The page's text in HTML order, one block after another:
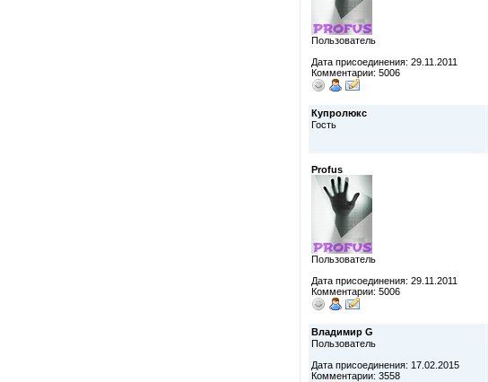
Пользователь
Дата присоединения: 29.11.2011
Комментарии: 5006
Купролюкс
Гость
Profus
Пользователь
Дата присоединения: 29.11.2011
Комментарии: 5006
Владимир G
Пользователь
Дата присоединения: 17.02.2015
Комментарии: 3558